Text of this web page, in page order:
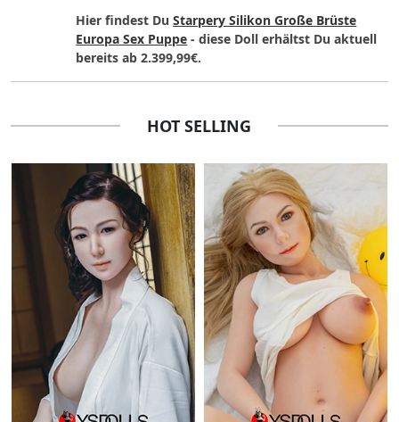
Hier findest DuStarpery Silikon Große Brüste
Europa Sex Puppe - diese Doll erhältst Du aktuell
bereits ab 2.399,99€.
HOT SELLING